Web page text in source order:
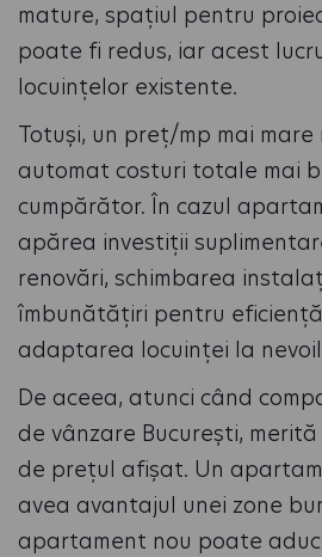
mature, spațiul pentru
poate fi redus, iar acest
locuințelor existente.
Totuși, un preț/mp mai mare
automat costuri totale mai
cumpărător. În cazul
apărea investiții
renovări, schimbarea
îmbunătățiri pentru
adaptarea locuinței la
De aceea, atunci când
de vânzare București,
de prețul afișat. Un
avea avantajul unei zone
apartament nou poate